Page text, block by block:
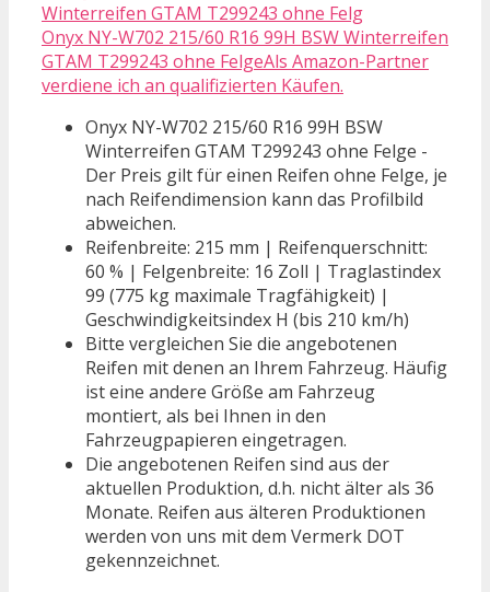
Onyx NY-W702 215/60 R16 99H BSW Winterreifen
GTAM T299243 ohne FelgeAls Amazon-Partner
verdiene ich an qualifizierten Käufen.
Onyx NY-W702 215/60 R16 99H BSW
Winterreifen GTAM T299243 ohne Felge -
Der Preis gilt für einen Reifen ohne Felge, je
nach Reifendimension kann das Profilbild
abweichen.
Reifenbreite: 215 mm | Reifenquerschnitt:
60 % | Felgenbreite: 16 Zoll | Traglastindex
99 (775 kg maximale Tragfähigkeit) |
Geschwindigkeitsindex H (bis 210 km/h)
Bitte vergleichen Sie die angebotenen
Reifen mit denen an Ihrem Fahrzeug. Häufig
ist eine andere Größe am Fahrzeug
montiert, als bei Ihnen in den
Fahrzeugpapieren eingetragen.
Die angebotenen Reifen sind aus der
aktuellen Produktion, d.h. nicht älter als 36
Monate. Reifen aus älteren Produktionen
werden von uns mit dem Vermerk DOT
gekennzeichnet.